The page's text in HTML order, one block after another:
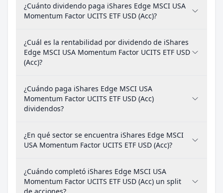
¿Cuánto dividendo paga iShares Edge MSCI USA
Momentum Factor UCITS ETF USD (Acc)?
¿Cuál es la rentabilidad por dividendo de iShares
Edge MSCI USA Momentum Factor UCITS ETF USD
(Acc)?
¿Cuándo paga iShares Edge MSCI USA
Momentum Factor UCITS ETF USD (Acc)
dividendos?
¿En qué sector se encuentra iShares Edge MSCI
USA Momentum Factor UCITS ETF USD (Acc)?
¿Cuándo completó iShares Edge MSCI USA
Momentum Factor UCITS ETF USD (Acc) un split
de acciones?